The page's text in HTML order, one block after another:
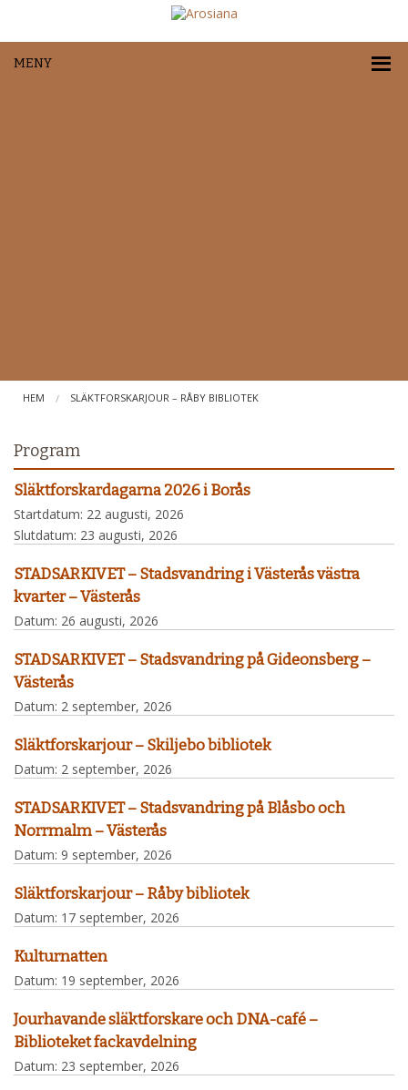
MENY
HEM SLÄKTFORSKARJOUR – RÅBY BIBLIOTEK
Program
Släktforskardagarna 2026 i Borås
Startdatum: 22 augusti, 2026
Slutdatum: 23 augusti, 2026
STADSARKIVET – Stadsvandring i Västerås västra
kvarter – Västerås
Datum: 26 augusti, 2026
STADSARKIVET – Stadsvandring på Gideonsberg –
Västerås
Datum: 2 september, 2026
Släktforskarjour – Skiljebo bibliotek
Datum: 2 september, 2026
STADSARKIVET – Stadsvandring på Blåsbo och
Norrmalm – Västerås
Datum: 9 september, 2026
Släktforskarjour – Råby bibliotek
Datum: 17 september, 2026
Kulturnatten
Datum: 19 september, 2026
Jourhavande släktforskare och DNA-café –
Biblioteket fackavdelning
Datum: 23 september, 2026